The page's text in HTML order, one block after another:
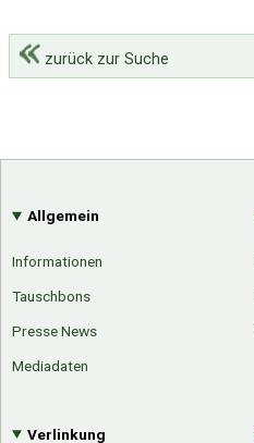
zurück zur Suche
Allgemein
Informationen
Tauschbons
Presse News
Mediadaten
Verlinkung